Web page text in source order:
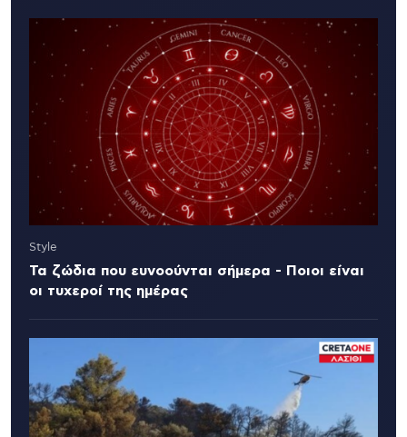
Style
Τα ζώδια που ευνοούνται σήμερα - Ποιοι είναι
οι τυχεροί της ημέρας